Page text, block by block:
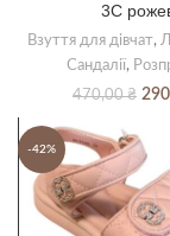
3С
Взуття для дівчат,
Сандалії,
470,00₴
-42%